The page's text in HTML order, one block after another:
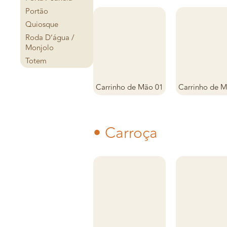
Portão
Quiosque
Roda D’água /
Monjolo
Totem
Carrinho de Mão 01 Carrinho de
• Carroça